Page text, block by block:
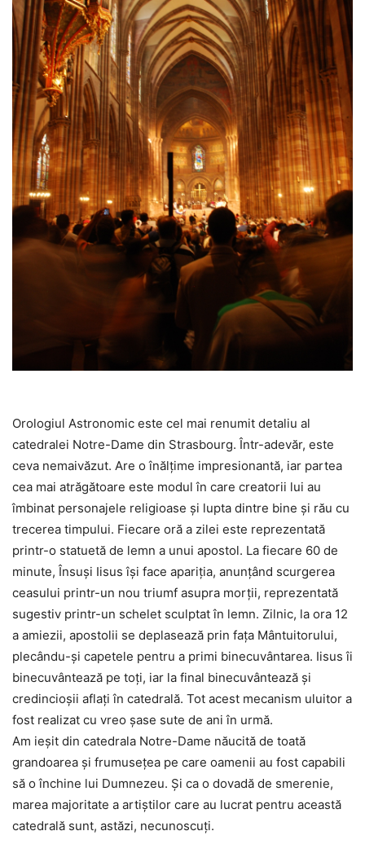
Orologiul Astronomic este cel mai renumit detaliu al
catedralei Notre-Dame din Strasbourg. Într-adevăr, este
ceva nemaivăzut. Are o înălţime impresionantă, iar partea
cea mai atrăgătoare este modul în care creatorii lui au
îmbinat personajele religioase şi lupta dintre bine şi rău cu
trecerea timpului. Fiecare oră a zilei este reprezentată
printr-o statuetă de lemn a unui apostol. La fiecare 60 de
minute, Însuşi Iisus îşi face apariţia, anunţând scurgerea
ceasului printr-un nou triumf asupra morţii, reprezentată
sugestiv printr-un schelet sculptat în lemn. Zilnic, la ora 12
a amiezii, apostolii se deplasează prin faţa Mântuitorului,
plecându-şi capetele pentru a primi binecuvântarea. Iisus îi
binecuvântează pe toţi, iar la final binecuvântează şi
credincioşii aflaţi în catedrală. Tot acest mecanism uluitor a
fost realizat cu vreo şase sute de ani în urmă.
Am ieşit din catedrala Notre-Dame năucită de toată
grandoarea şi frumuseţea pe care oamenii au fost capabili
să o închine lui Dumnezeu. Şi ca o dovadă de smerenie,
marea majoritate a artiştilor care au lucrat pentru această
catedrală sunt, astăzi, necunoscuţi.